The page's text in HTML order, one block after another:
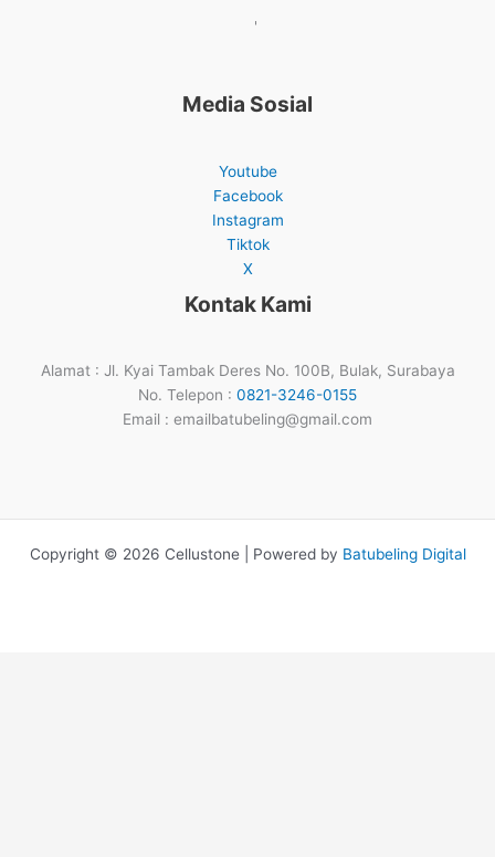
'
Media Sosial
Youtube
Facebook
Instagram
Tiktok
X
Kontak Kami
Alamat : Jl. Kyai Tambak Deres No. 100B, Bulak, Surabaya
No. Telepon : 0821-3246-0155
Email : emailbatubeling@gmail.com
Copyright © 2026 Cellustone | Powered by Batubeling Digital